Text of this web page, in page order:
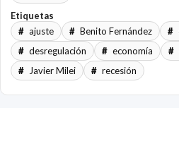
Etiquetas
ajuste
Benito Fernández
desregulación
economía
Javier Milei
recesión